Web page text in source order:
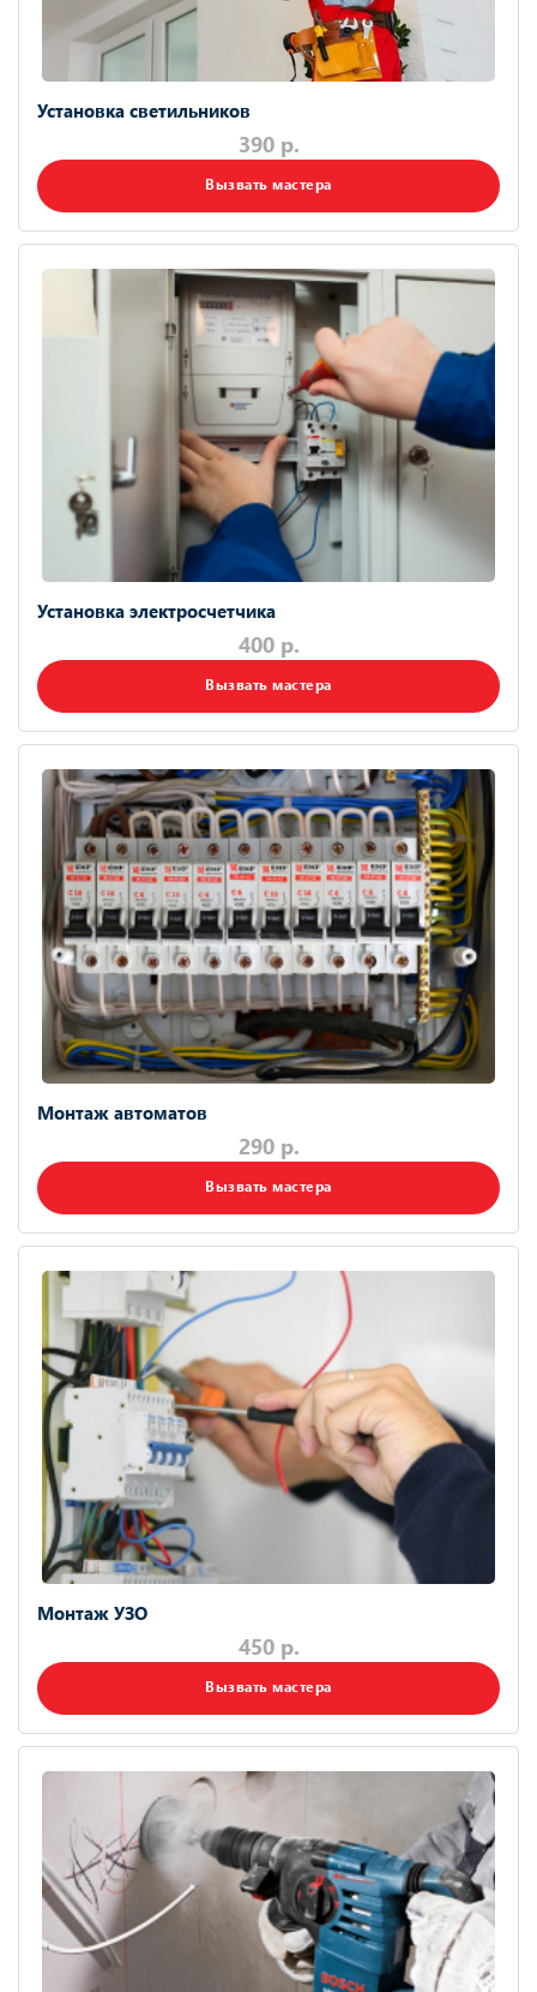
Установка светильников
390 р.
Вызвать мастера
Установка электросчетчика
400 р.
Вызвать мастера
Монтаж автоматов
290 р.
Вызвать мастера
Монтаж УЗО
450 р.
Вызвать мастера